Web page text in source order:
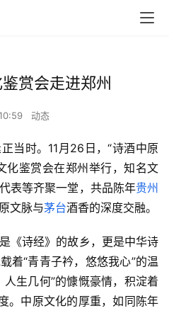
赏会走进郑州
动态
当时。11月26日，“诗酒中原
化鉴赏会在郑州举行，知名文
表等齐聚一堂，共品陈年贵州
文脉与茅台酒香的深度交融。
《诗经》的故乡，更是中华诗
着“青青子衿，悠悠我心”的温
生几何”的慷慨豪情，积淀着
。中原文化的厚重，如同陈年